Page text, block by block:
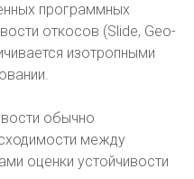
программных
откосов (Slide, Geo-
изотропными
обычно
между
оценки устойчивости